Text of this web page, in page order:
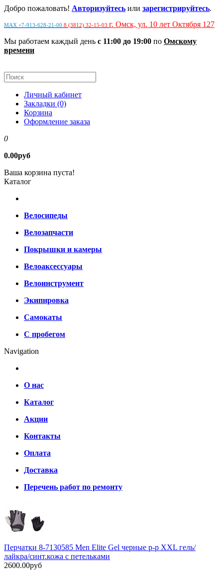
Добро пожаловать! Авторизуйтесь или зарегистрируйтесь.
MAX +7-913-628-21-00 8 (3812) 32-15-03 г. Омск, ул. 10 лет Октября 127
Мы работаем каждый день с 11:00 до 19:00 по Омскому
времени
Личный кабинет
Закладки (0)
Корзина
Оформление заказа
0
0.00руб
Ваша корзина пуста!
Каталог
Велосипеды
Велозапчасти
Покрышки и камеры
Велоаксессуары
Велоинструмент
Экипировка
Самокаты
С пробегом
Navigation
О нас
Каталог
Акции
Контакты
Оплата
Доставка
Перечень работ по ремонту
Перчатки 8-7130585 Men Elite Gel черные р-р XXL гель/
лайкра/синт.кожа с петельками
2600.00руб